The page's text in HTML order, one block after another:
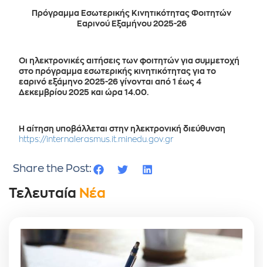
Πρόγραμμα Εσωτερικής Κινητικότητας Φοιτητών
Εαρινού Εξαμήνου 2025-26
Οι ηλεκτρονικές αιτήσεις των φοιτητών για συμμετοχή
στο πρόγραμμα εσωτερικής κινητικότητας για το
εαρινό εξάμηνο 2025-26 γίνονται από 1 έως 4
Δεκεμβρίου 2025 και ώρα 14.00.
Η αίτηση υποβάλλεται στην ηλεκτρονική διεύθυνση
https://internalerasmus.it.minedu.gov.gr
Share the Post:
Τελευταία Νέα